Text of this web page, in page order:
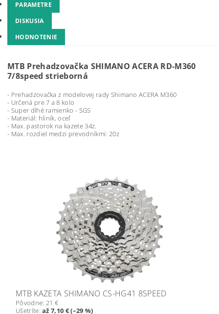
PARAMETRE
DISKUSIA
HODNOTENIE
MTB Prehadzovačka SHIMANO ACERA RD-M360
7/8speed strieborná
- Prehadzovačka z modelovej rady Shimano ACERA M360
- Určená pre 7 a 8 kolo
- Super dlhé ramienko - SGS
- Materiál: hliník, oceľ
- Max. pastorok na kazete 34z.
- Max. rozdiel medzi prevodníkmi: 20z
MTB KAZETA SHIMANO CS-HG41 8SPEED
Pôvodne: 21 €
Ušetríte:až 7,10 € (–29 %)